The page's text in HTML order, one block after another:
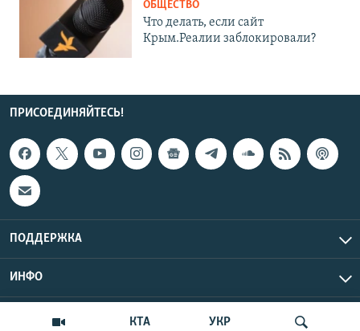
КТА УКР
ОБЩЕСТВО
Что делать, если сайт
Крым.Реалии заблокировали?
ПРИСОЕДИНЯЙТЕСЬ!
ПОДДЕРЖКА
ИНФО
Copyright Крым.Реалии, 2026 | Все права защищены.
UTC+3